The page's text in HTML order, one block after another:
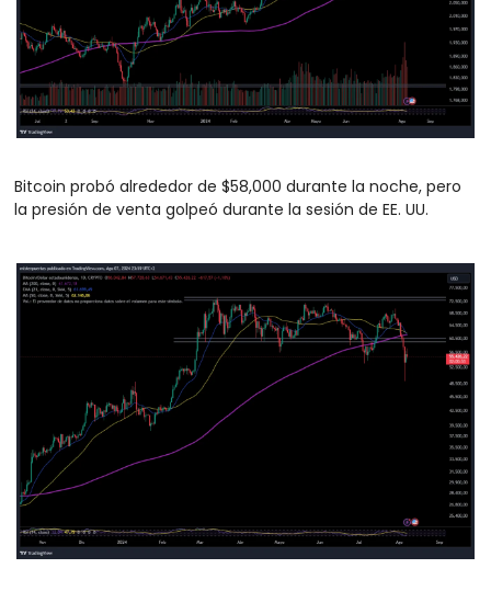
Bitcoin probó alrededor de $58,000 durante la noche, pero
la presión de venta golpeó durante la sesión de EE. UU.